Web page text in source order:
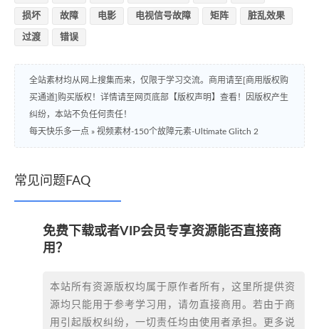
损坏 故障 电影 电视信号故障 矩阵 脏乱效果
过渡 错误
全站素材均从网上搜集而来，仅限于学习交流。商用请至[商用版权购
买通道]购买版权！详情请至网页底部【版权声明】查看！因版权产生
纠纷，本站不负任何责任！
每天快乐多一点 » 视频素材-150个故障元素-Ultimate Glitch 2
常见问题FAQ
免费下载或者VIP会员专享资源能否直接商
用？
本站所有资源版权均属于原作者所有，这里所提供资
源均只能用于参考学习用，请勿直接商用。若由于商
用引起版权纠纷，一切责任均由使用者承担。更多说